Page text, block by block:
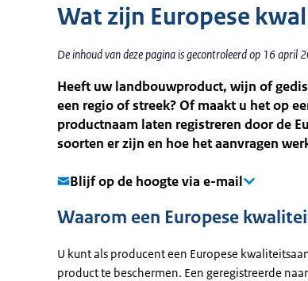
Wat zijn Europese
De inhoud van deze pagina is gecontroleerd op 16 april
Heeft uw landbouwproduct, wijn of
een regio of streek? Of maakt u het op
productnaam laten registreren door de
soorten er zijn en hoe het aanvragen
Blijf op de hoogte via e-mail
Waarom een Europese
U kunt als producent een Europese
product te beschermen. Een geregistreerde